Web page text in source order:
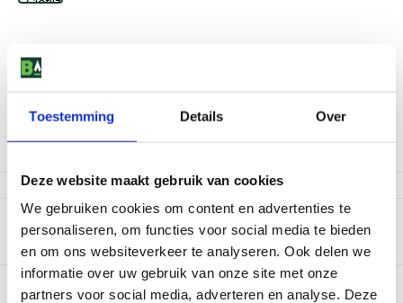
Toestemming Details Over
Deze website maakt gebruik van cookies
We gebruiken cookies om content en advertenties te
personaliseren, om functies voor social media te bieden
en om ons websiteverkeer te analyseren. Ook delen we
informatie over uw gebruik van onze site met onze
partners voor social media, adverteren en analyse. Deze
Cadac Gietijzeren Grillrooster klein voor Titan
25,-
Productomschrijving
Geëmailleerd gietijzeren rooster Afmetingen: 10,5 x 48cm
Bekijk dit product in onze winkels